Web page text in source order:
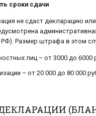
сроки сдачи
не сдаст декларацию
Размер штрафа в этом
лиц – от 3000 до 6000
– от 20 000 до 80 000